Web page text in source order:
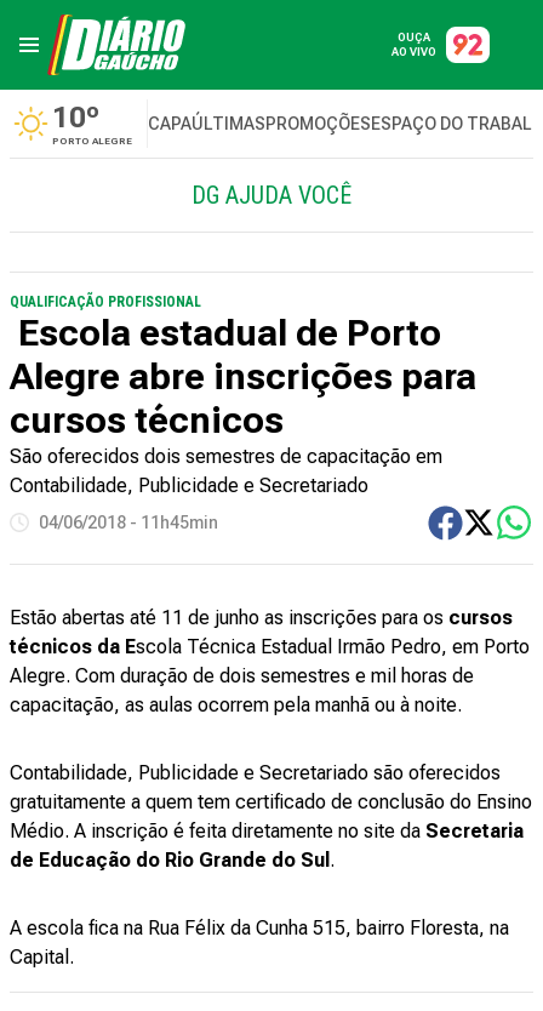
OUÇA
AO VIVO
10º
PORTO ALEGRE
CAPAÚLTIMASPROMOÇÕESESPAÇO DO
DG AJUDA VOCÊ
QUALIFICAÇÃO PROFISSIONAL
Escola estadual de Porto
Alegre abre inscrições para
cursos técnicos
São oferecidos dois semestres de capacitação em
Contabilidade, Publicidade e Secretariado
04/06/2018 - 11h45min
Estão abertas até 11 de junho as inscrições para os cursos
técnicos da Escola Técnica Estadual Irmão Pedro, em Porto
Alegre. Com duração de dois semestres e mil horas de
capacitação, as aulas ocorrem pela manhã ou à noite.
Contabilidade, Publicidade e Secretariado são oferecidos
gratuitamente a quem tem certificado de conclusão do Ensino
Médio. A inscrição é feita diretamente no site da Secretaria
de Educação do Rio Grande do Sul .
A escola fica na Rua Félix da Cunha 515, bairro Floresta, na
Capital.